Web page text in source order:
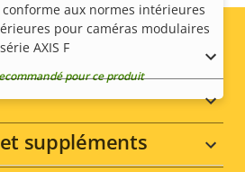
aux normes intérieures
pour caméras modulaires
AXIS F
pour ce produit
suppléments